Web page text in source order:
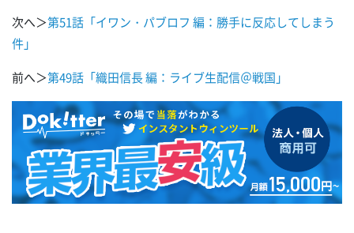
次へ＞第51話「イワン・パブロフ 編：勝手に反応してしまう
件」
前へ＞第49話「織田信長 編：ライブ生配信＠戦国」